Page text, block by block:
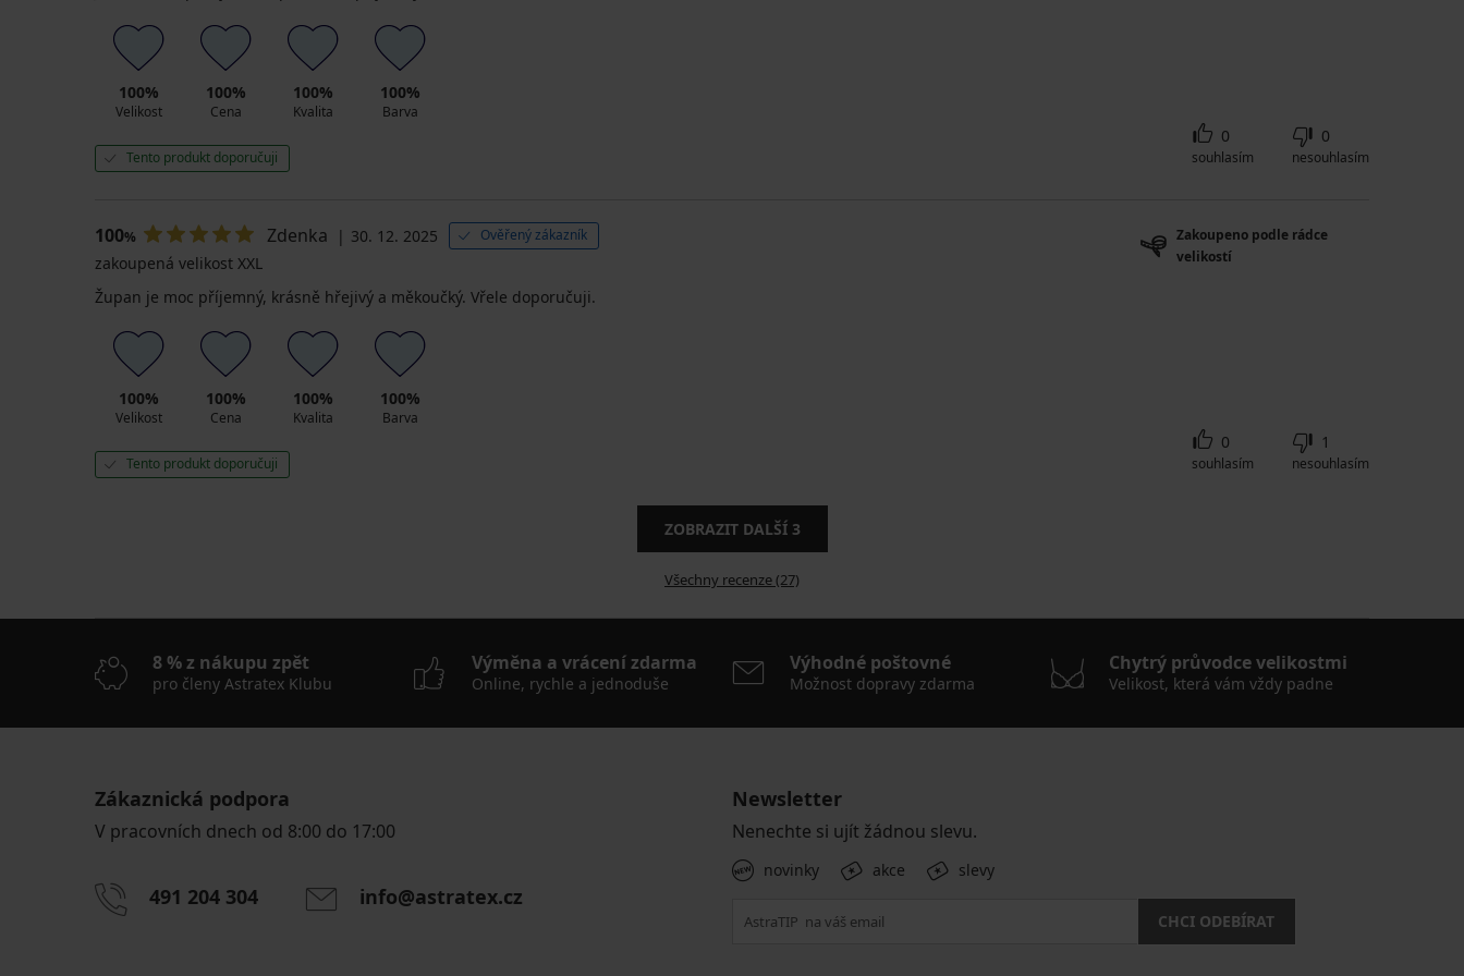
100%
Velikost
100%
Cena
100%
Kvalita
100%
Barva
Tento produkt doporučuji
0
souhlasím
0
nesouhlasím
100% Zdenka 30. 12. 2025 Ověřený zákazník
Zakoupeno podle rádce
velikostí
zakoupená velikost XXL
Župan je moc příjemný, krásně hřejivý a měkoučký. Vřele doporučuji.
100%
Velikost
100%
Cena
100%
Kvalita
100%
Barva
Tento produkt doporučuji
0
souhlasím
1
nesouhlasím
ZOBRAZIT DALŠÍ 3
Všechny recenze (27)
8 % z nákupu zpět
pro členy Astratex Klubu
Výměna a vrácení zdarma
Online, rychle a jednoduše
Výhodné poštovné
Možnost dopravy zdarma
Chytrý průvodce velikostmi
Velikost, která vám vždy padne
Zákaznická podpora
V pracovních dnech od 8:00 do 17:00
491 204 304 info@astratex.cz
Newsletter
Nenechte si ujít žádnou slevu.
novinky akce slevy
CHCI ODEBÍRAT